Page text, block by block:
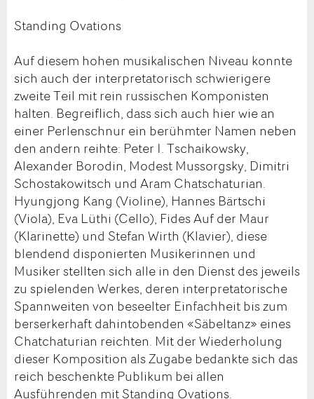
Standing Ovations
Auf diesem hohen musikalischen Niveau konnte
sich auch der interpretatorisch schwierigere
zweite Teil mit rein russischen Komponisten
halten. Begreiflich, dass sich auch hier wie an
einer Perlenschnur ein berühmter Namen neben
den andern reihte: Peter I. Tschaikowsky,
Alexander Borodin, Modest Mussorgsky, Dimitri
Schostakowitsch und Aram Chatschaturian.
Hyungjong Kang (Violine), Hannes Bärtschi
(Viola), Eva Lüthi (Cello), Fides Auf der Maur
(Klarinette) und Stefan Wirth (Klavier), diese
blendend disponierten Musikerinnen und
Musiker stellten sich alle in den Dienst des jeweils
zu spielenden Werkes, deren interpretatorische
Spannweiten von beseelter Einfachheit bis zum
berserkerhaft dahintobenden «Säbeltanz» eines
Chatchaturian reichten. Mit der Wiederholung
dieser Komposition als Zugabe bedankte sich das
reich beschenkte Publikum bei allen
Ausführenden mit Standing Ovations.